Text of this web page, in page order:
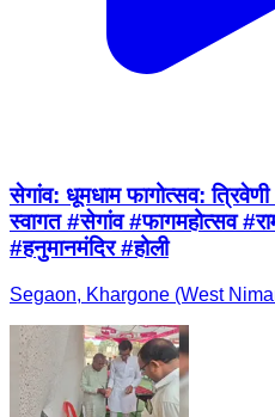
सेगांव: धूमधाम फागोत्सव:
स्वागत #सेगांव #फागमहोत्सव
#हनुमानमंदिर #होली
Segaon, Khargone (West